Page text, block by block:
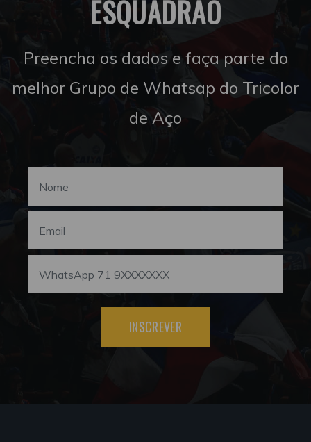
ESQUADRÃO
Preencha os dados e faça parte do
melhor Grupo de Whatsap do Tricolor
de Aço
INSCREVER